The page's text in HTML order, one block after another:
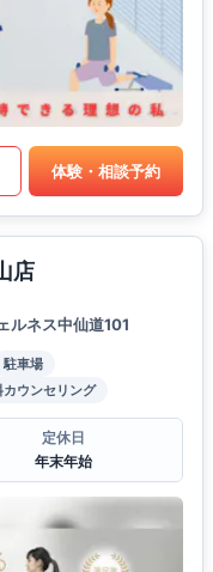
体験・相談予約
店
ルネス中仙道101
駐車場
カウンセリング
定休日
年末年始